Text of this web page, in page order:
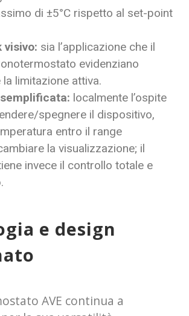
di ±5°C rispetto al set-point
visivo: sia l’applicazione che il
evidenziano
limitazione attiva.
localmente l’ospite
spegnere il dispositivo,
entro il range
la visualizzazione; il
invece il controllo totale e
e design
AVE continua a